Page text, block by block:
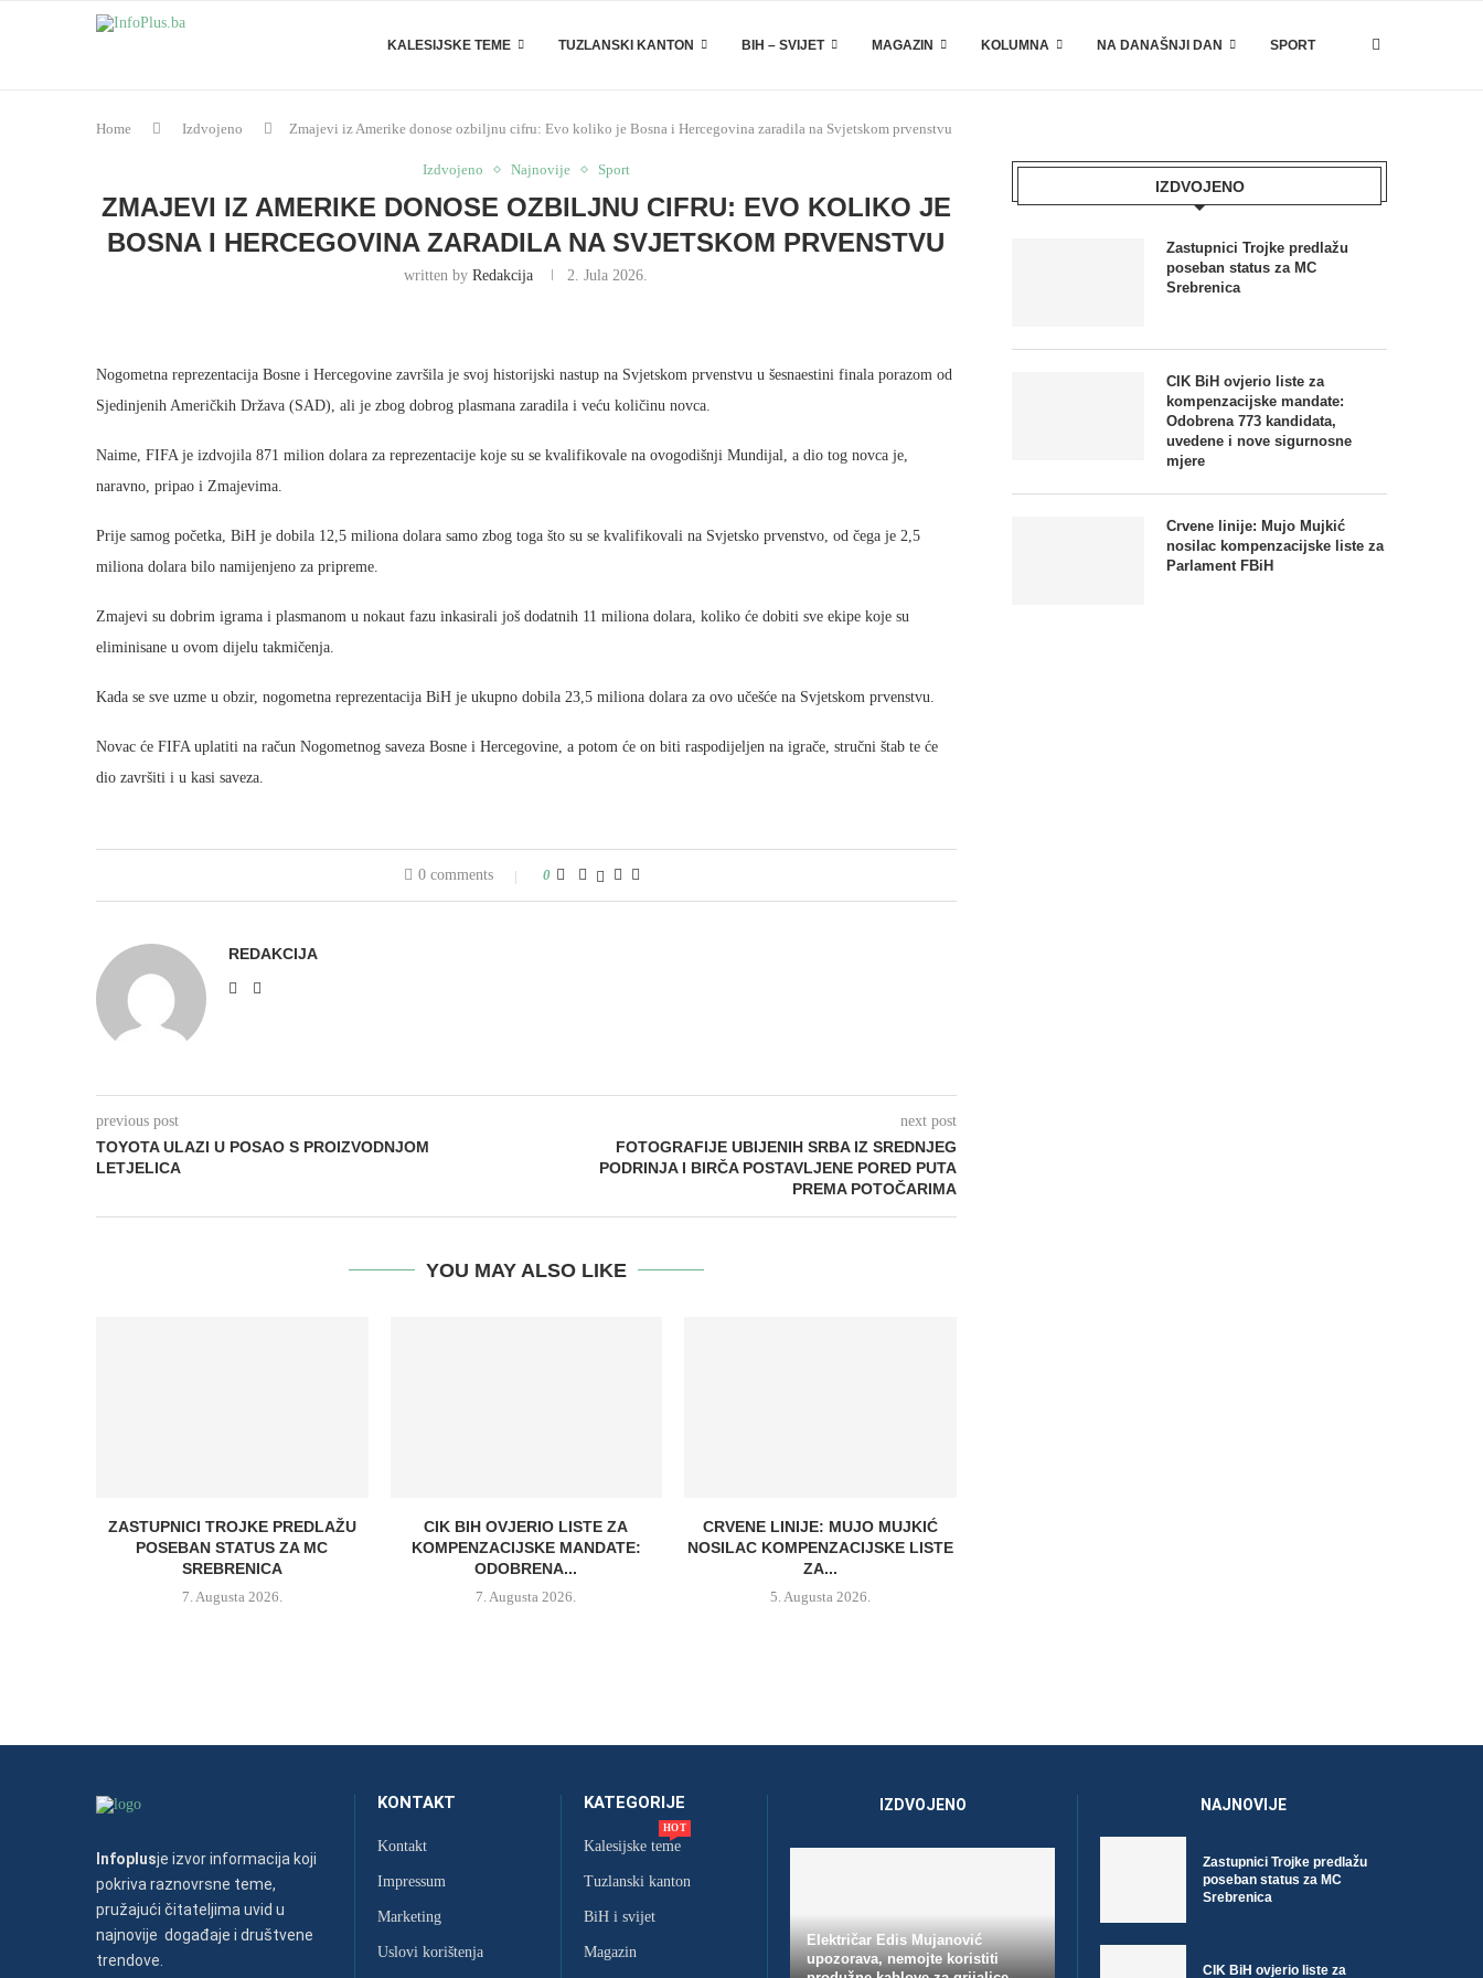
KALESIJSKE TEME TUZLANSKI KANTON BIH – SVIJET MAGAZIN KOLUMNA NA DANAŠNJI DAN SPORT
Home Izdvojeno Zmajevi iz Amerike donose ozbiljnu cifru: Evo koliko je Bosna i Hercegovina zaradila na Svjetskom prvenstvu
Izdvojeno Najnovije Sport
ZMAJEVI IZ AMERIKE DONOSE OZBILJNU CIFRU: EVO KOLIKO JE
BOSNA I HERCEGOVINA ZARADILA NA SVJETSKOM PRVENSTVU
written byRedakcija 2. Jula 2026.
Nogometna reprezentacija Bosne i Hercegovine završila je svoj historijski nastup na Svjetskom prvenstvu u šesnaestini finala porazom od
Sjedinjenih Američkih Država (SAD), ali je zbog dobrog plasmana zaradila i veću količinu novca.
Naime, FIFA je izdvojila 871 milion dolara za reprezentacije koje su se kvalifikovale na ovogodišnji Mundijal, a dio tog novca je,
naravno, pripao i Zmajevima.
Prije samog početka, BiH je dobila 12,5 miliona dolara samo zbog toga što su se kvalifikovali na Svjetsko prvenstvo, od čega je 2,5
miliona dolara bilo namijenjeno za pripreme.
Zmajevi su dobrim igrama i plasmanom u nokaut fazu inkasirali još dodatnih 11 miliona dolara, koliko će dobiti sve ekipe koje su
eliminisane u ovom dijelu takmičenja.
Kada se sve uzme u obzir, nogometna reprezentacija BiH je ukupno dobila 23,5 miliona dolara za ovo učešće na Svjetskom prvenstvu.
Novac će FIFA uplatiti na račun Nogometnog saveza Bosne i Hercegovine, a potom će on biti raspodijeljen na igrače, stručni štab te će
dio završiti i u kasi saveza.
0 comments 0
REDAKCIJA
previous post
TOYOTA ULAZI U POSAO S PROIZVODNJOM
LETJELICA
next post
FOTOGRAFIJE UBIJENIH SRBA IZ SREDNJEG
PODRINJA I BIRČA POSTAVLJENE PORED PUTA
PREMA POTOČARIMA
YOU MAY ALSO LIKE
ZASTUPNICI TROJKE PREDLAŽU
POSEBAN STATUS ZA MC
SREBRENICA
7. Augusta 2026.
CIK BIH OVJERIO LISTE ZA
KOMPENZACIJSKE MANDATE:
ODOBRENA...
7. Augusta 2026.
CRVENE LINIJE: MUJO MUJKIĆ
NOSILAC KOMPENZACIJSKE LISTE
ZA...
5. Augusta 2026.
IZDVOJENO
Zastupnici Trojke predlažu
poseban status za MC
Srebrenica
CIK BiH ovjerio liste za
kompenzacijske mandate:
Odobrena 773 kandidata,
uvedene i nove sigurnosne
mjere
Crvene linije: Mujo Mujkić
nosilac kompenzacijske liste za
Parlament FBiH
Infoplusje izvor informacija koji
pokriva raznovrsne teme,
pružajući čitateljima uvid u
najnovije događaje i društvene
trendove.
KONTAKT
Kontakt
Impressum
Marketing
Uslovi korištenja
KATEGORIJE
Kalesijske teme
HOT
Tuzlanski kanton
BiH i svijet
Magazin
IZDVOJENO
Električar Edis Mujanović
upozorava, nemojte koristiti
NAJNOVIJE
Zastupnici Trojke predlažu
poseban status za MC
Srebrenica
CIK BiH ovjerio liste za